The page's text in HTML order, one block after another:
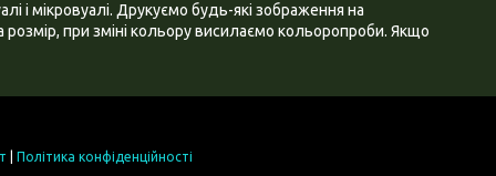
і мікровуалі. Друкуємо будь-які зображення на
при зміні кольору висилаємо кольоропроби. Якщо
Політика конфіденційності